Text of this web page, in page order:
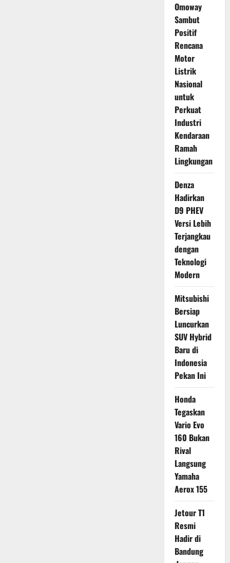
Omoway
Sambut
Positif
Rencana
Motor
Listrik
Nasional
untuk
Perkuat
Industri
Kendaraan
Ramah
Lingkungan
Denza
Hadirkan
D9 PHEV
Versi Lebih
Terjangkau
dengan
Teknologi
Modern
Mitsubishi
Bersiap
Luncurkan
SUV Hybrid
Baru di
Indonesia
Pekan Ini
Honda
Tegaskan
Vario Evo
160 Bukan
Rival
Langsung
Yamaha
Aerox 155
Jetour T1
Resmi
Hadir di
Bandung